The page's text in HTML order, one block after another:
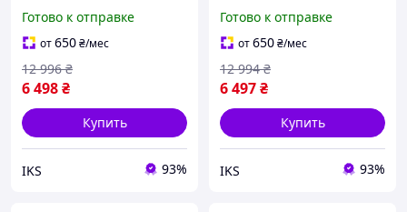
занятий с металлической
защитой поверхности и
поддержкой работы со
снарядами
Готово к отправке
от650₴/мес
6 498₴
12 996 ₴
Купить
IKS 93%
профессиональных
силовых тренировок с
мягкой обивкой и
регулировкой угла
Готово к отправке
от650₴/мес
6 497₴
12 994 ₴
Купить
IKS 93%